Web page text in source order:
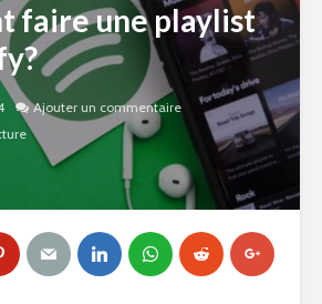
faire une playlist
Ajouter un commentaire